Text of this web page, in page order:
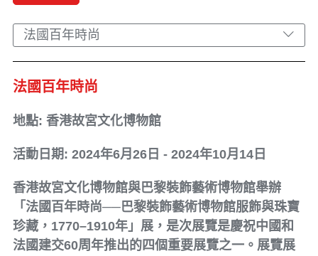
法國百年時尚
法國百年時尚
地點: 香港故宮文化博物館
活動日期: 2024年6月26日 - 2024年10月14日
香港故宮文化博物館與巴黎裝飾藝術博物館舉辦
「法國百年時尚──巴黎裝飾藝術博物館服飾與珠寶
珍藏，1770–1910年」展，是次展覽是慶祝中國和
法國建交60周年推出的四個重要展覽之一。展覽展